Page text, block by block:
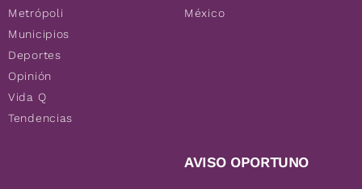
Metrópoli
Municipios
Deportes
Opinión
Vida Q
Tendencias
México
AVISO OPORTUNO